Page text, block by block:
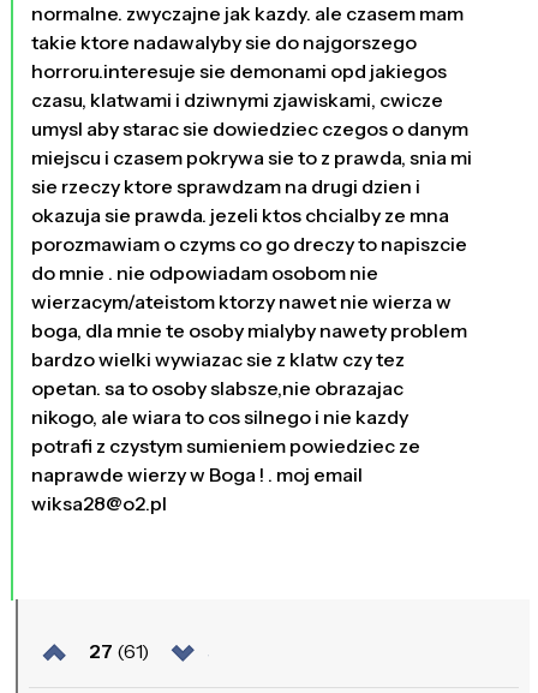
normalne. zwyczajne jak kazdy. ale czasem mam
takie ktore nadawalyby sie do najgorszego
horroru.interesuje sie demonami opd jakiegos
czasu, klatwami i dziwnymi zjawiskami, cwicze
umysl aby starac sie dowiedziec czegos o danym
miejscu i czasem pokrywa sie to z prawda, snia mi
sie rzeczy ktore sprawdzam na drugi dzien i
okazuja sie prawda. jezeli ktos chcialby ze mna
porozmawiam o czyms co go dreczy to napiszcie
do mnie . nie odpowiadam osobom nie
wierzacym/ateistom ktorzy nawet nie wierza w
boga, dla mnie te osoby mialyby nawety problem
bardzo wielki wywiazac sie z klatw czy tez
opetan. sa to osoby slabsze,nie obrazajac
nikogo, ale wiara to cos silnego i nie kazdy
potrafi z czystym sumieniem powiedziec ze
naprawde wierzy w Boga ! . moj email
wiksa28@o2.pl
27 (61)